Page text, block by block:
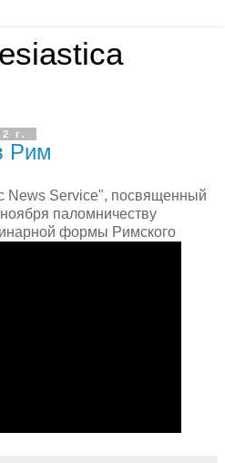
г.
Рим
News Service", посвященный
паломничеству
формы Римского